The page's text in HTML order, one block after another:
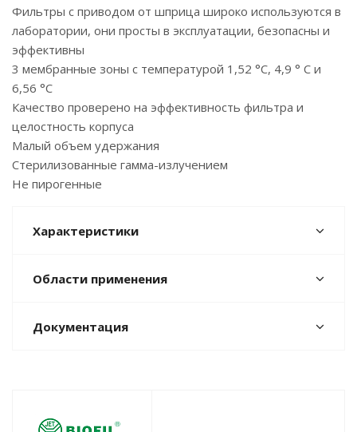
Фильтры с приводом от шприца широко используются в
лаборатории, они просты в эксплуатации, безопасны и
эффективны
3 мембранные зоны с температурой 1,52 °C, 4,9 ° C и
6,56 °C
Качество проверено на эффективность фильтра и
целостность корпуса
Малый объем удержания
Стерилизованные гамма-излучением
Не пирогенные
Характеристики
Области применения
Документация